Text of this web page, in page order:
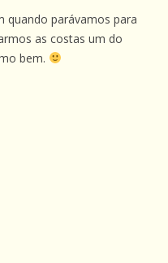
quando parávamos para
as costas um do
bem.